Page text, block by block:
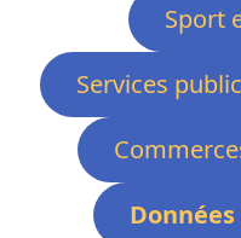
Sport
Services